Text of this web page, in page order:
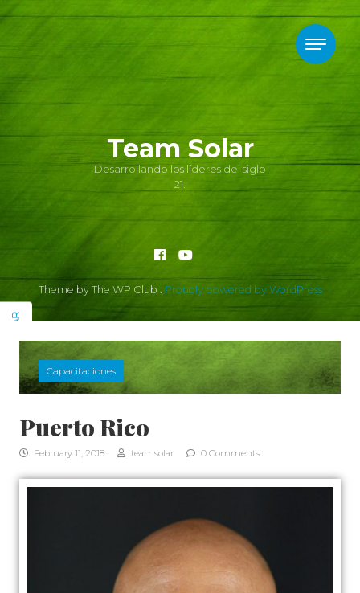
Capacitaciones
Puerto Rico
February 11, 2018 teamsolar 0 Comments
SIDEBAR
Team Solar
Desarrollando los líderes del siglo
21.
Theme by The WP Club . Proudly powered by WordPress